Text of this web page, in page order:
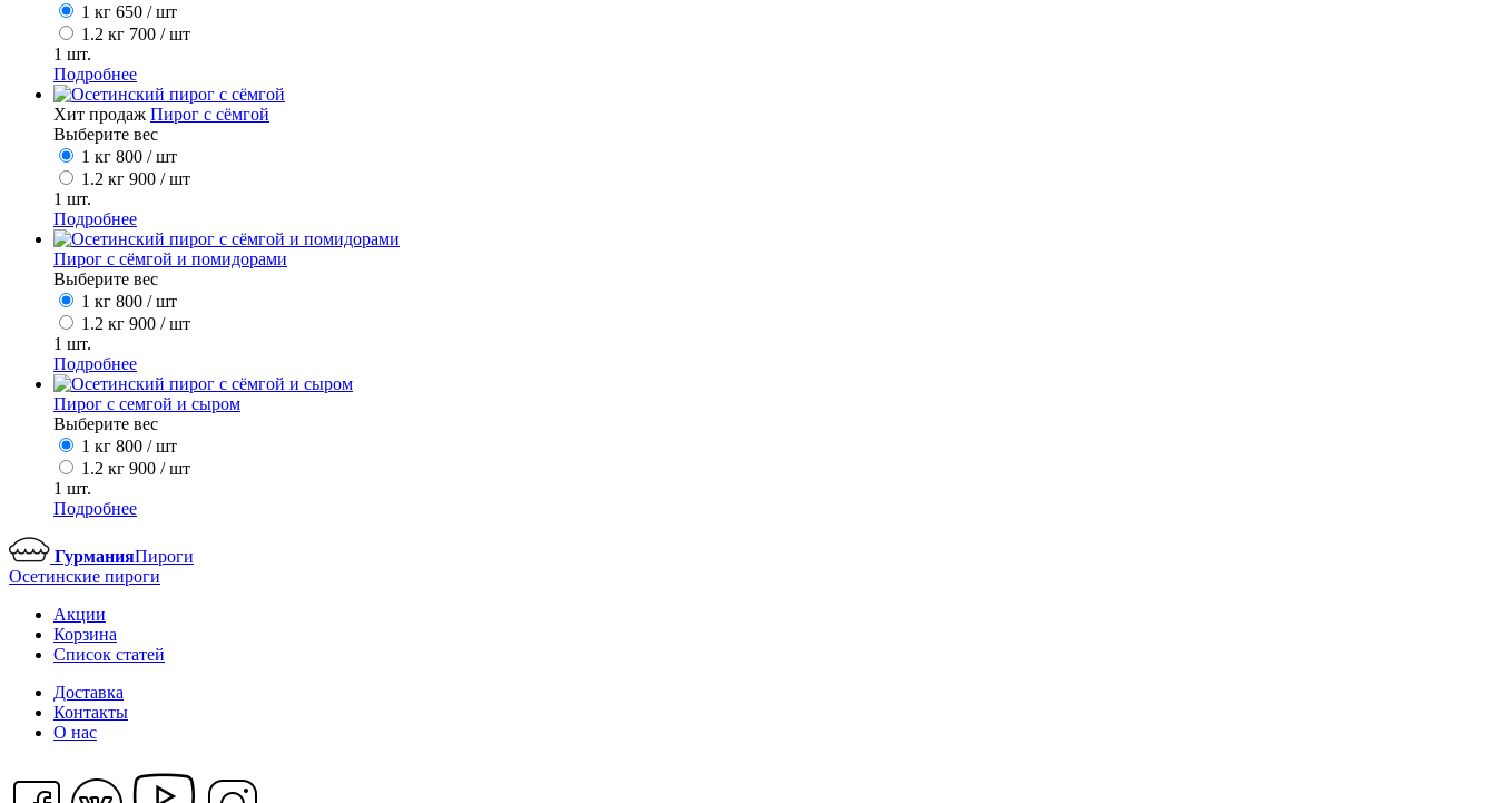
1 кг 650 / шт
1.2 кг 700 / шт
1 шт.
Подробнее
Хит продаж Пирог с сёмгой
Выберите вес
1 кг 800 / шт
1.2 кг 900 / шт
1 шт.
Подробнее
Пирог с сёмгой и помидорами
Выберите вес
1 кг 800 / шт
1.2 кг 900 / шт
1 шт.
Подробнее
Пирог с семгой и сыром
Выберите вес
1 кг 800 / шт
1.2 кг 900 / шт
1 шт.
Подробнее
ГурманияПироги
Осетинские пироги
Акции
Корзина
Список статей
Доставка
Контакты
О нас